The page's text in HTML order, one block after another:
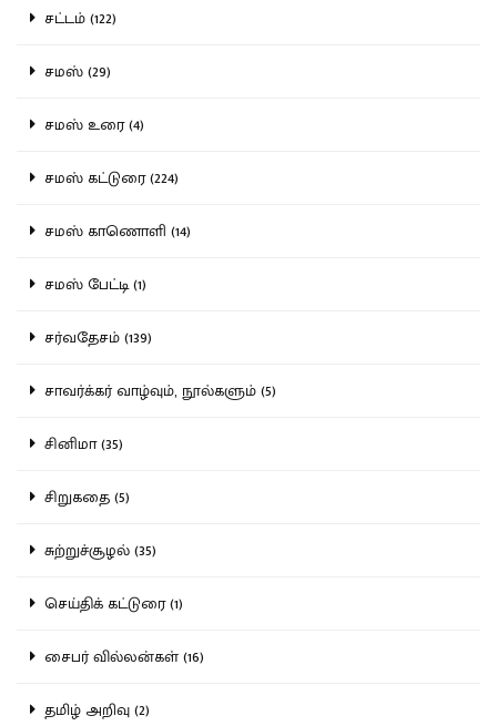
சட்டம் (122)
சமஸ் (29)
சமஸ் உரை (4)
சமஸ் கட்டுரை (224)
சமஸ் காணொளி (14)
சமஸ் பேட்டி (1)
சர்வதேசம் (139)
சாவர்க்கர் வாழ்வும், நூல்களும் (5)
சினிமா (35)
சிறுகதை (5)
சுற்றுச்சூழல் (35)
செய்திக் கட்டுரை (1)
சைபர் வில்லன்கள் (16)
தமிழ் அறிவு (2)